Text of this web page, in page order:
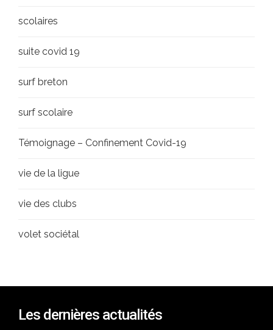
scolaires
suite covid 19
surf breton
surf scolaire
Témoignage – Confinement Covid-19
vie de la ligue
vie des clubs
volet sociétal
Les dernières actualités